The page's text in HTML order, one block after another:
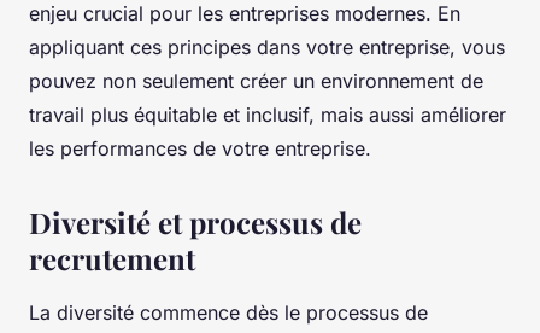
enjeu crucial pour les entreprises modernes. En
appliquant ces principes dans votre entreprise, vous
pouvez non seulement créer un environnement de
travail plus équitable et inclusif, mais aussi améliorer
les performances de votre entreprise.
Diversité et processus de
recrutement
La diversité commence dès le processus de